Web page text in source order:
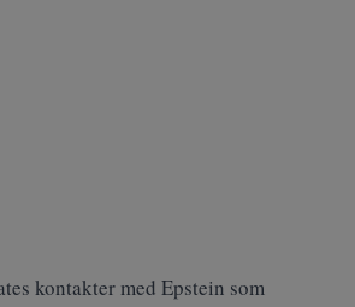
kontakter med Epstein som